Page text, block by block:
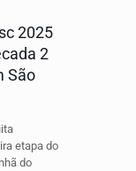
2025
2
São
etapa do
do